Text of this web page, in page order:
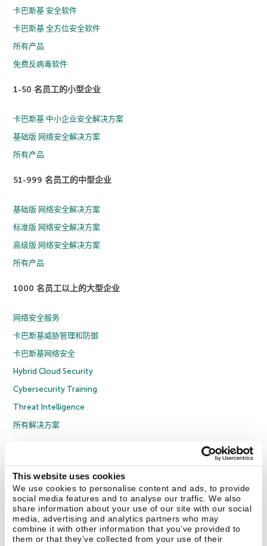
This website uses cookies
We use cookies to personalise content and ads, to provide
social media features and to analyse our traffic. We also
share information about your use of our site with our social
media, advertising and analytics partners who may
combine it with other information that you’ve provided to
them or that they’ve collected from your use of their
卡巴斯基 安全软件
卡巴斯基 全方位安全软件
所有产品
免费反病毒软件
1-50 名员工的小型企业
卡巴斯基 中小企业安全解决方案
基础版 网络安全解决方案
所有产品
51-999 名员工的中型企业
基础版 网络安全解决方案
标准版 网络安全解决方案
高级版 网络安全解决方案
所有产品
1000 名员工以上的大型企业
网络安全服务
卡巴斯基威胁管理和防御
卡巴斯基网络安全
Hybrid Cloud Security
Cybersecurity Training
Threat Intelligence
所有解决方案
隐私策略
反腐败政策
许可协议 B2B
京ICP备12053225号
京公网安备 11010102001169号
联系我们 关于我们 合作伙伴 Blog 资源中心 新闻稿
Securelist Eugene Personal Blog